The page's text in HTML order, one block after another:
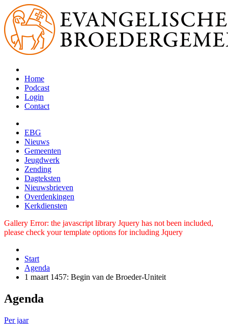
Home
Podcast
Login
Contact
EBG
Nieuws
Gemeenten
Jeugdwerk
Zending
Dagteksten
Nieuwsbrieven
Overdenkingen
Kerkdiensten
Gallery Error: the javascript library Jquery has not been included,
please check your template options for including Jquery
Start
Agenda
1 maart 1457: Begin van de Broeder-Uniteit
Agenda
Per jaar